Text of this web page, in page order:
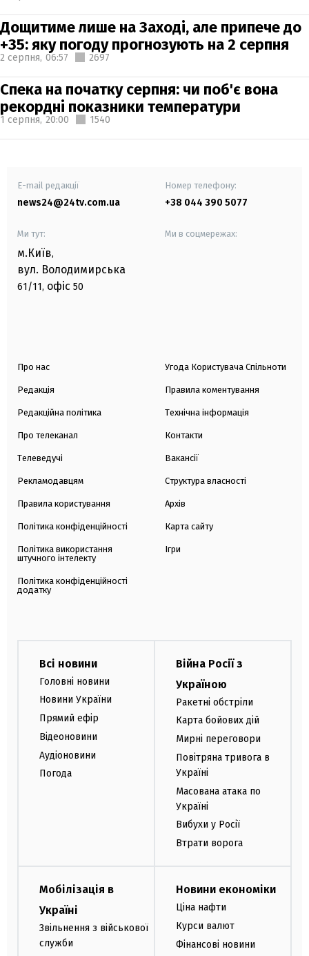
Дощитиме лише на Заході, але припече до
+35: яку погоду прогнозують на 2 серпня
2 серпня, 06:57 2697
Спека на початку серпня: чи поб'є вона
рекордні показники температури
1 серпня, 20:00 1540
E-mail редакції
news24@24tv.com.ua
Номер телефону:
+38 044 390 5077
Ми тут:
м.Київ,
вул. Володимирська
61/11, офіс 50
Ми в соцмережах:
Про нас
Редакція
Редакційна політика
Про телеканал
Телеведучі
Рекламодавцям
Правила користування
Політика конфіденційності
Політика використання
штучного інтелекту
Політика конфіденційності
додатку
Угода Користувача Спільноти
Правила коментування
Технічна інформація
Контакти
Вакансії
Структура власності
Архів
Карта сайту
Ігри
Всі новини
Головні новини
Новини України
Прямий ефір
Відеоновини
Аудіоновини
Погода
Війна Росії з
Україною
Ракетні обстріли
Карта бойових дій
Мирні переговори
Повітряна тривога в
Україні
Масована атака по
Україні
Вибухи у Росії
Втрати ворога
Мобілізація в
Україні
Звільнення з військової
служби
Новини економіки
Ціна нафти
Курси валют
Фінансові новини